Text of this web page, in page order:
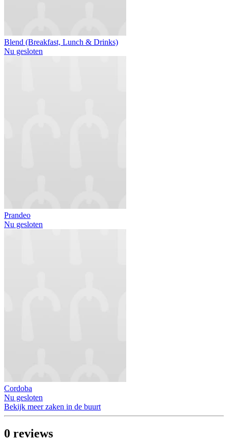
Blend (Breakfast, Lunch & Drinks)
Nu gesloten
Prandeo
Nu gesloten
Cordoba
Nu gesloten
Bekijk meer zaken in de buurt
0 reviews